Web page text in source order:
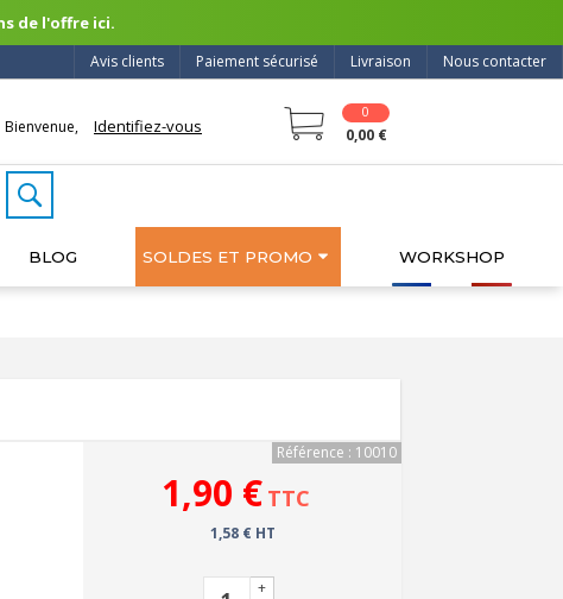
de l'offre ici.
Nous contacter
Livraison
Paiement sécurisé
Avis clients
Bienvenue, Identifiez-vous
0
0,00 €
BLOG SOLDES ET PROMO WORKSHOP
Référence : 10010
1,90 € TTC
1,58 € HT
+